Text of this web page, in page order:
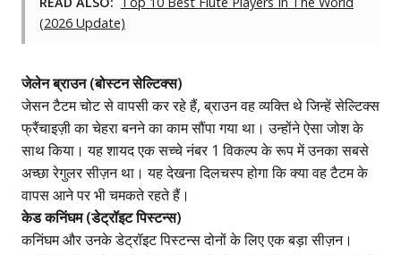
(2026 Update)
जेलेन ब्राउन (बोस्टन सेल्टिक्स)
जेसन टैटम चोट से वापसी कर रहे हैं, ब्राउन वह व्यक्ति थे जिन्हें सेल्टिक्स
फ्रैंचाइज़ी का चेहरा बनने का काम सौंपा गया था। उन्होंने ऐसा जोश के
साथ किया। यह शायद एक सच्चे नंबर 1 विकल्प के रूप में उनका सबसे
अच्छा रेगुलर सीज़न था। यह देखना दिलचस्प होगा कि क्या वह टैटम के
वापस आने पर भी चमकते रहते हैं।
केड कनिंघम (डेट्रॉइट पिस्टन्स)
कनिंघम और उनके डेट्रॉइट पिस्टन्स दोनों के लिए एक बड़ा सीज़न।